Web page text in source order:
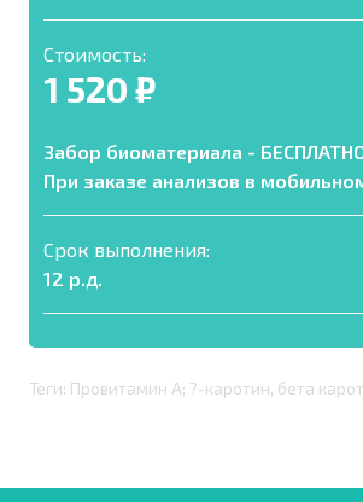
Стоимость:
1 520 ₽
Забор биоматериала -
При заказе анализов в
Срок выполнения:
12 р.д.
Теги: Провитамин А; ?-каротин, бета